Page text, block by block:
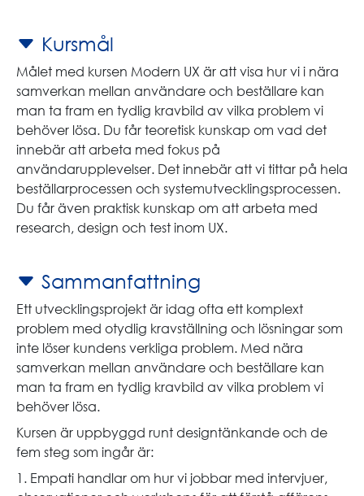
Kursmål
Målet med kursen Modern UX är att visa hur vi i nära
samverkan mellan användare och beställare kan
man ta fram en tydlig kravbild av vilka problem vi
behöver lösa. Du får teoretisk kunskap om vad det
innebär att arbeta med fokus på
användarupplevelser. Det innebär att vi tittar på hela
beställarprocessen och systemutvecklingsprocessen.
Du får även praktisk kunskap om att arbeta med
research, design och test inom UX.
Sammanfattning
Ett utvecklingsprojekt är idag ofta ett komplext
problem med otydlig kravställning och lösningar som
inte löser kundens verkliga problem. Med nära
samverkan mellan användare och beställare kan
man ta fram en tydlig kravbild av vilka problem vi
behöver lösa.
Kursen är uppbyggd runt designtänkande och de
fem steg som ingår är:
1. Empati handlar om hur vi jobbar med intervjuer,